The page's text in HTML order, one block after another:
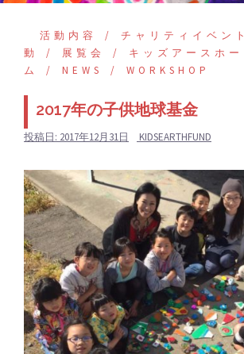
活動内容 チャリティイベント
動
展覧会
キッズアースホー
ム
NEWS WORKSHOP
2017年の子供地球基金
投稿日: 2017年12月31日 KIDSEARTHFUND